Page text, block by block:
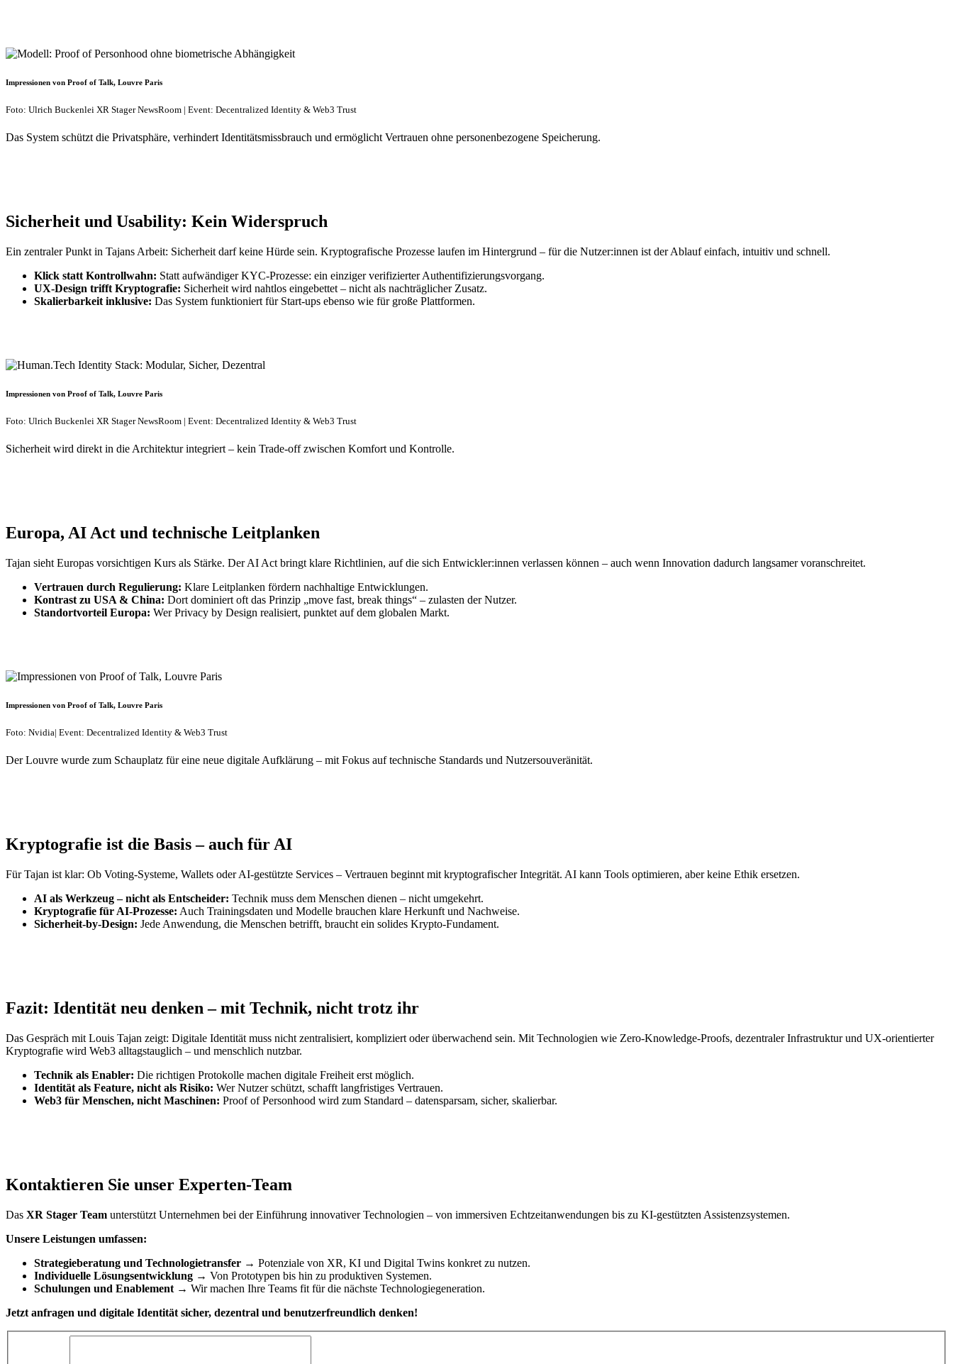
Impressionen von Proof of Talk, Louvre Paris
Foto: Ulrich Buckenlei XR Stager NewsRoom | Event: Decentralized Identity & Web3 Trust
Das System schützt die Privatsphäre, verhindert Identitätsmissbrauch und ermöglicht Vertrauen ohne personenbezogene Speicherung.
Sicherheit und Usability: Kein Widerspruch
Ein zentraler Punkt in Tajans Arbeit: Sicherheit darf keine Hürde sein. Kryptografische Prozesse laufen im Hintergrund – für die Nutzer:innen ist der Ablauf einfach, intuitiv und schnell.
Klick statt Kontrollwahn: Statt aufwändiger KYC-Prozesse: ein einziger verifizierter Authentifizierungsvorgang.
UX-Design trifft Kryptografie: Sicherheit wird nahtlos eingebettet – nicht als nachträglicher Zusatz.
Skalierbarkeit inklusive: Das System funktioniert für Start-ups ebenso wie für große Plattformen.
Impressionen von Proof of Talk, Louvre Paris
Foto: Ulrich Buckenlei XR Stager NewsRoom | Event: Decentralized Identity & Web3 Trust
Sicherheit wird direkt in die Architektur integriert – kein Trade-off zwischen Komfort und Kontrolle.
Europa, AI Act und technische Leitplanken
Tajan sieht Europas vorsichtigen Kurs als Stärke. Der AI Act bringt klare Richtlinien, auf die sich Entwickler:innen verlassen können – auch wenn Innovation dadurch langsamer voranschreitet.
Vertrauen durch Regulierung: Klare Leitplanken fördern nachhaltige Entwicklungen.
Kontrast zu USA & China: Dort dominiert oft das Prinzip „move fast, break things“ – zulasten der Nutzer.
Standortvorteil Europa: Wer Privacy by Design realisiert, punktet auf dem globalen Markt.
Impressionen von Proof of Talk, Louvre Paris
Foto: Nvidia| Event: Decentralized Identity & Web3 Trust
Der Louvre wurde zum Schauplatz für eine neue digitale Aufklärung – mit Fokus auf technische Standards und Nutzersouveränität.
Kryptografie ist die Basis – auch für AI
Für Tajan ist klar: Ob Voting-Systeme, Wallets oder AI-gestützte Services – Vertrauen beginnt mit kryptografischer Integrität. AI kann Tools optimieren, aber keine Ethik ersetzen.
AI als Werkzeug – nicht als Entscheider: Technik muss dem Menschen dienen – nicht umgekehrt.
Kryptografie für AI-Prozesse: Auch Trainingsdaten und Modelle brauchen klare Herkunft und Nachweise.
Sicherheit-by-Design: Jede Anwendung, die Menschen betrifft, braucht ein solides Krypto-Fundament.
Fazit: Identität neu denken – mit Technik, nicht trotz ihr
Das Gespräch mit Louis Tajan zeigt: Digitale Identität muss nicht zentralisiert, kompliziert oder überwachend sein. Mit Technologien wie Zero-Knowledge-Proofs, dezentraler Infrastruktur und UX-orientierter
Kryptografie wird Web3 alltagstauglich – und menschlich nutzbar.
Technik als Enabler: Die richtigen Protokolle machen digitale Freiheit erst möglich.
Identität als Feature, nicht als Risiko: Wer Nutzer schützt, schafft langfristiges Vertrauen.
Web3 für Menschen, nicht Maschinen: Proof of Personhood wird zum Standard – datensparsam, sicher, skalierbar.
Kontaktieren Sie unser Experten-Team
Das XR Stager Team unterstützt Unternehmen bei der Einführung innovativer Technologien – von immersiven Echtzeitanwendungen bis zu KI-gestützten Assistenzsystemen.
Unsere Leistungen umfassen:
Strategieberatung und Technologietransfer → Potenziale von XR, KI und Digital Twins konkret zu nutzen.
Individuelle Lösungsentwicklung → Von Prototypen bis hin zu produktiven Systemen.
Schulungen und Enablement → Wir machen Ihre Teams fit für die nächste Technologiegeneration.
Jetzt anfragen und digitale Identität sicher, dezentral und benutzerfreundlich denken!